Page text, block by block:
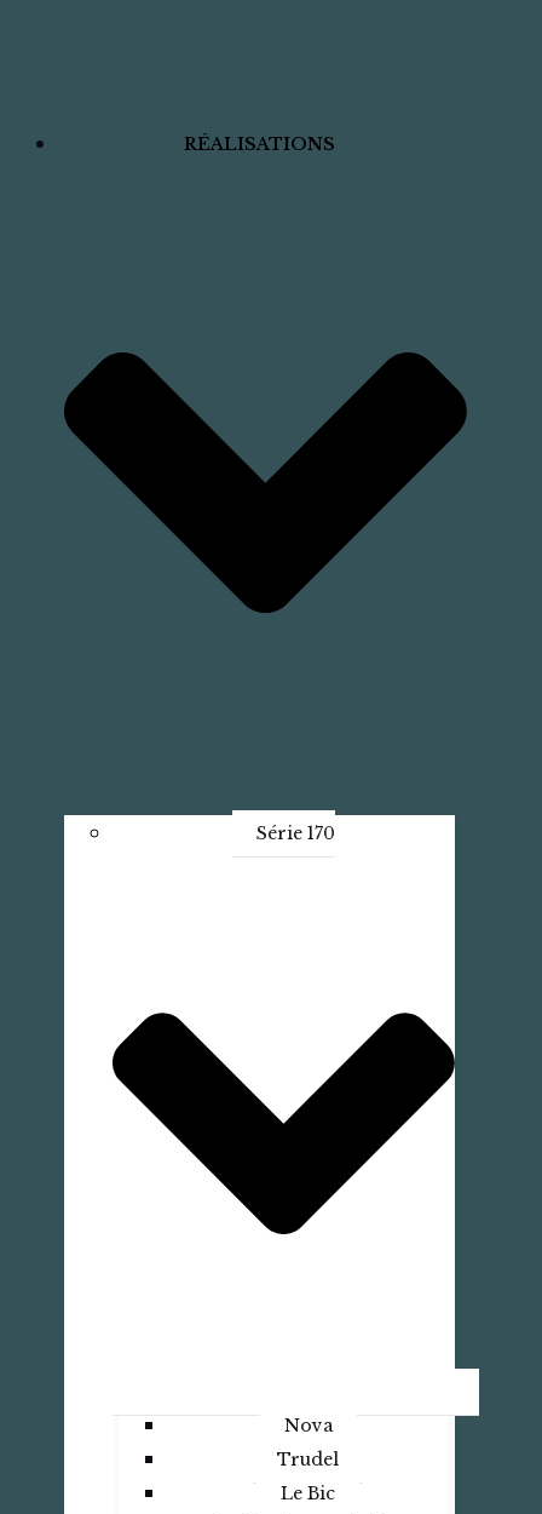
RÉALISATIONS
Série 170
Nova
Trudel
Le Bic